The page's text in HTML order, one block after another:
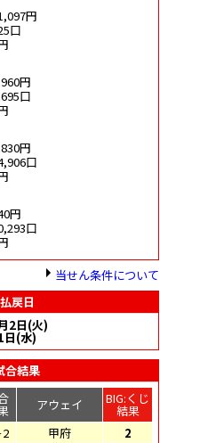
円
口
円
口
円
口
円
口
当せん条件について
払戻日
2日(火)
日(水)
合結果
アウェイ BIG:くじ
結果
甲府
2